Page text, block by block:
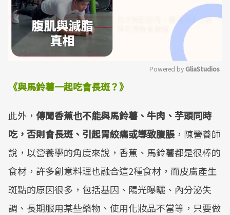
Powered by GliaStudios
《與馬鈴薯一起吃會長斑？》
此外， 傳聞香蕉也不能與馬鈴薯、牛肉、芋頭同時
吃，否則會長斑、引起胃絞痛或導致腹脹 ，陳營養師
說，以營養學的角度來說，香蕉、馬鈴薯都是很棒的
食材，許多創意料理也融合這2種食材，而皮膚產生
斑點的原因很多，包括基因、陽光曝曬、內分泌失
調、長期服用某些藥物、使用化妝品不當等，只要做